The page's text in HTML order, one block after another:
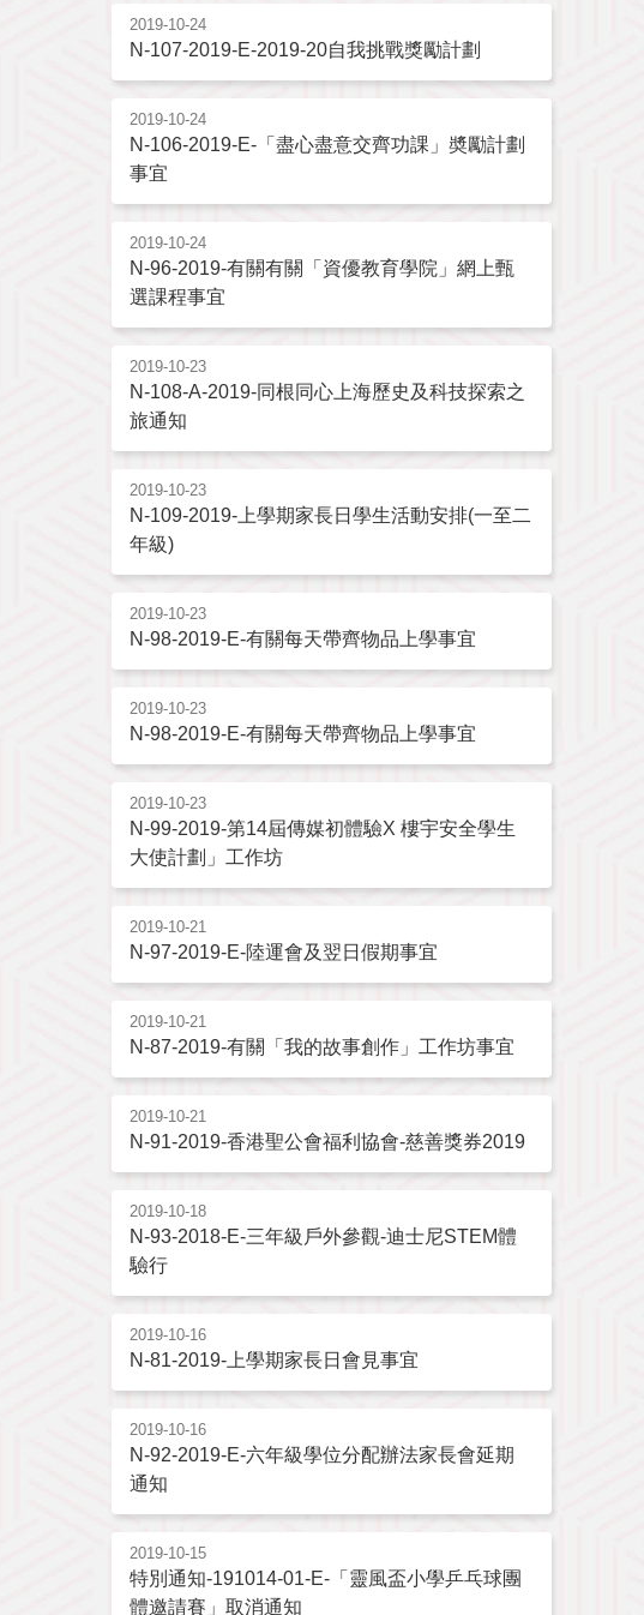
2019-10-24
N-107-2019-E-2019-20自我挑戰獎勵計劃
2019-10-24
N-106-2019-E-「盡心盡意交齊功課」奬勵計劃
事宜
2019-10-24
N-96-2019-有關有關「資優教育學院」網上甄
選課程事宜
2019-10-23
N-108-A-2019-同根同心上海歷史及科技探索之
旅通知
2019-10-23
N-109-2019-上學期家長日學生活動安排(一至二
年級)
2019-10-23
N-98-2019-E-有關每天帶齊物品上學事宜
2019-10-23
N-98-2019-E-有關每天帶齊物品上學事宜
2019-10-23
N-99-2019-第14屆傳媒初體驗X 樓宇安全學生
大使計劃」工作坊
2019-10-21
N-97-2019-E-陸運會及翌日假期事宜
2019-10-21
N-87-2019-有關「我的故事創作」工作坊事宜
2019-10-21
N-91-2019-香港聖公會福利協會-慈善獎券2019
2019-10-18
N-93-2018-E-三年級戶外參觀-迪士尼STEM體
驗行
2019-10-16
N-81-2019-上學期家長日會見事宜
2019-10-16
N-92-2019-E-六年級學位分配辦法家長會延期
通知
2019-10-15
特別通知-191014-01-E-「靈風盃小學乒乓球團
體邀請賽」取消通知